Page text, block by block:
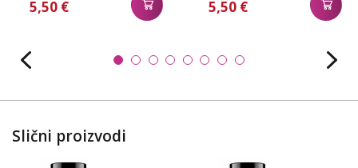
5,50 € 5,50 €
Slični proizvodi